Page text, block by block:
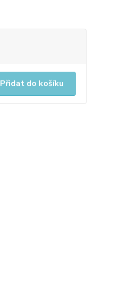
Přidat do košíku